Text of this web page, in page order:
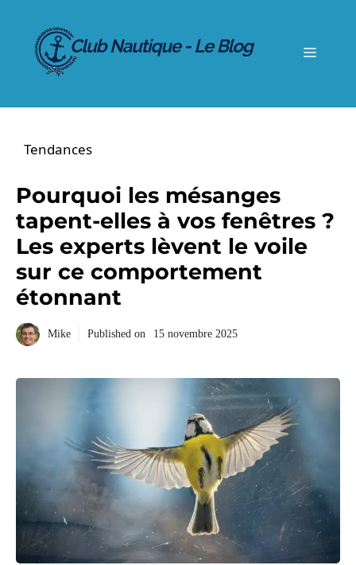
contenu
Menu
Tendances
Pourquoi les mésanges
tapent-elles à vos fenêtres ?
Les experts lèvent le voile
sur ce comportement
étonnant
Mike Published on 15 novembre 2025